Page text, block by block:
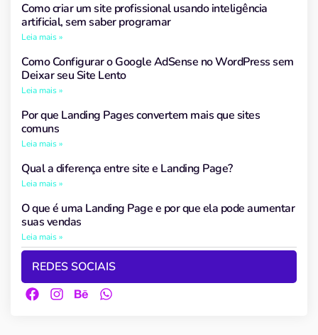
Como criar um site profissional usando inteligência
artificial, sem saber programar
Leia mais »
Como Configurar o Google AdSense no WordPress sem
Deixar seu Site Lento
Leia mais »
Por que Landing Pages convertem mais que sites
comuns
Leia mais »
Qual a diferença entre site e Landing Page?
Leia mais »
O que é uma Landing Page e por que ela pode aumentar
suas vendas
Leia mais »
REDES SOCIAIS